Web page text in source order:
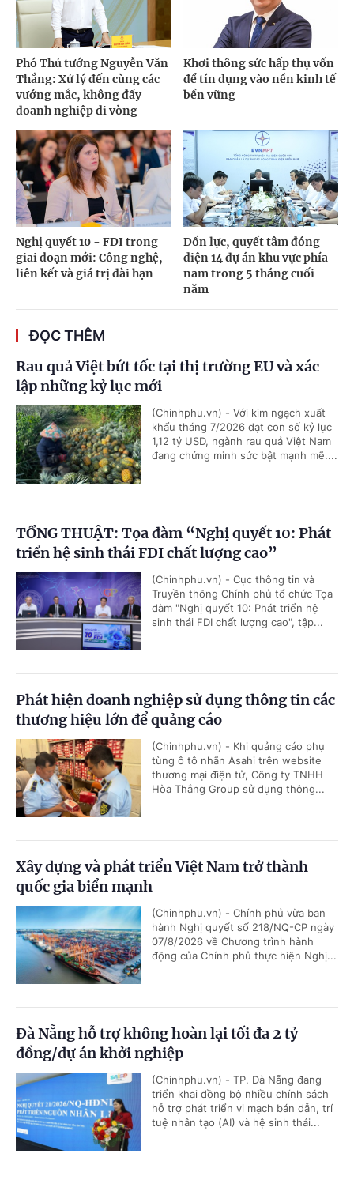
Phó Thủ tướng Nguyễn Văn
Thắng: Xử lý đến cùng các
vướng mắc, không đẩy
doanh nghiệp đi vòng
Khơi thông sức hấp thụ vốn
để tín dụng vào nền kinh tế
bền vững
Nghị quyết 10 - FDI trong
giai đoạn mới: Công nghệ,
liên kết và giá trị dài hạn
Dồn lực, quyết tâm đóng
điện 14 dự án khu vực phía
nam trong 5 tháng cuối
năm
ĐỌC THÊM
Rau quả Việt bứt tốc tại thị trường EU và xác
lập những kỷ lục mới
(Chinhphu.vn) - Với kim ngạch xuất
khẩu tháng 7/2026 đạt con số kỷ lục
1,12 tỷ USD, ngành rau quả Việt Nam
đang chứng minh sức bật mạnh mẽ....
TỔNG THUẬT: Tọa đàm “Nghị quyết 10: Phát
triển hệ sinh thái FDI chất lượng cao”
(Chinhphu.vn) - Cục thông tin và
Truyền thông Chính phủ tổ chức Tọa
đàm "Nghị quyết 10: Phát triển hệ
sinh thái FDI chất lượng cao", tập...
Phát hiện doanh nghiệp sử dụng thông tin các
thương hiệu lớn để quảng cáo
(Chinhphu.vn) - Khi quảng cáo phụ
tùng ô tô nhãn Asahi trên website
thương mại điện tử, Công ty TNHH
Hòa Thắng Group sử dụng thông...
Xây dựng và phát triển Việt Nam trở thành
quốc gia biển mạnh
(Chinhphu.vn) - Chính phủ vừa ban
hành Nghị quyết số 218/NQ-CP ngày
07/8/2026 về Chương trình hành
động của Chính phủ thực hiện Nghị...
Đà Nẵng hỗ trợ không hoàn lại tối đa 2 tỷ
đồng/dự án khởi nghiệp
(Chinhphu.vn) - TP. Đà Nẵng đang
triển khai đồng bộ nhiều chính sách
hỗ trợ phát triển vi mạch bán dẫn, trí
tuệ nhân tạo (AI) và hệ sinh thái...